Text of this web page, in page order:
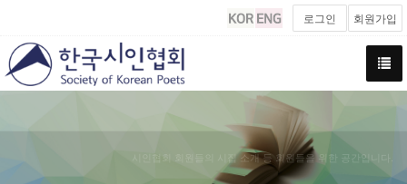
로그인 회원가입
시인협회 회원들의 시집 소개 등 회원들을 위한 공간입니다.